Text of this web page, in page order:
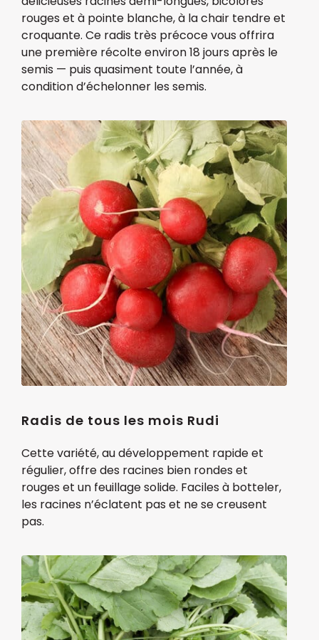
rouges et à pointe blanche, à la chair tendre et
croquante. Ce radis très précoce vous offrira
une première récolte environ 18 jours après le
semis — puis quasiment toute l’année, à
condition d’échelonner les semis.
Radis de tous les mois Rudi
Cette variété, au développement rapide et
régulier, offre des racines bien rondes et
rouges et un feuillage solide. Faciles à botteler,
les racines n’éclatent pas et ne se creusent
pas.